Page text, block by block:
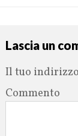
Lascia un
Il tuo
Commento